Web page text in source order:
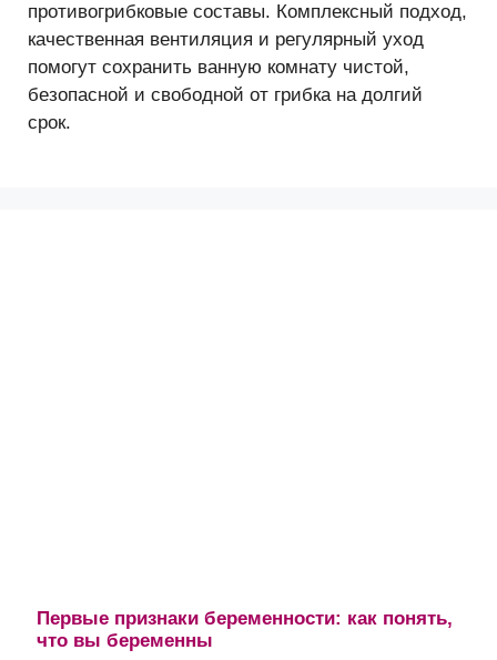
противогрибковые составы. Комплексный подход,
качественная вентиляция и регулярный уход
помогут сохранить ванную комнату чистой,
безопасной и свободной от грибка на долгий
срок.
Первые признаки беременности: как понять,
что вы беременны